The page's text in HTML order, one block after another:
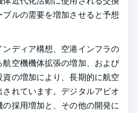
ルの需要を増加させると予想
ディア構想、空港インフラの
空機機体拡張の増加、および
の増加により、長期的に航空
れています。デジタルアビオ
採用増加と、その他の開発に